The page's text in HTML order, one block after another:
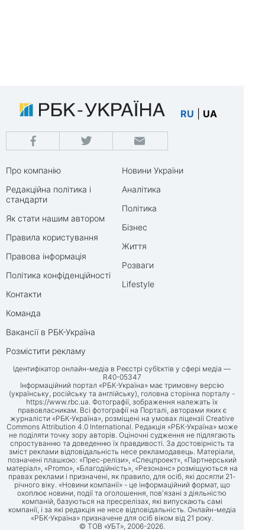
RU UA
Про компанію
Редакційна політика і
стандарти
Як стати нашим автором
Правила користування
Правова інформація
Політика конфіденційності
Контакти
Команда
Вакансії в РБК-Україна
Розмістити рекламу
Новини України
Аналітика
Політика
Бізнес
Життя
Розваги
Lifestyle
Ідентифікатор онлайн-медіа в Реєстрі суб’єктів у сфері медіа —
R40-05347
Інформаційний портал «РБК-Україна» має тримовну версію
(українську, російську та англійську), головна сторінка порталу -
https://www.rbc.ua. Фотографії, зображення належать їх
правовласникам. Всі фотографії на Порталі, авторами яких є
журналісти «РБК-Україна», розміщені на умовах ліцензії Creative
Commons Attribution 4.0 International. Редакція «РБК-Україна» може
не поділяти точку зору авторів. Оціночні судження не підлягають
спростуванню та доведенню їх правдивості. За достовірність та
зміст реклами відповідальність несе рекламодавець. Матеріали,
позначені плашкою: «Прес-релізи», «Спецпроект», «Партнерський
матеріал», «Promo», «Благодійність», «Резонанс» розміщуються на
правах реклами і призначені, як правило, для осіб, які досягли 21-
річного віку. «Новини компанії» - це інформаційний формат, що
охоплює новини, події та оголошення, пов'язані з діяльністю
компаній, базуються на пресрелізах, які випускають самі
компанії, і за які редакція не несе відповідальність. Онлайн-медіа
«РБК-Україна» призначене для осіб віком від 21 року.
© ТОВ «УБТ», 2006-2026.